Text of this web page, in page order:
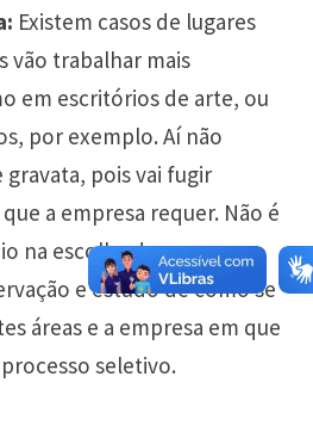
Existem casos de lugares
vão trabalhar mais
em escritórios de arte, ou
por exemplo. Aí não
pois vai fugir
a empresa requer. Não é
na escolha do que usar,
e estudo de como se
áreas e a empresa em que
seletivo.